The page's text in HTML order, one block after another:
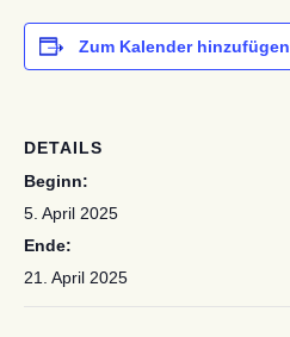
Zum Kalender hinzufügen
DETAILS
Beginn:
5. April 2025
Ende:
21. April 2025